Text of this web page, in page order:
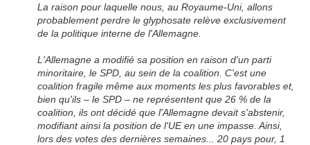
La raison pour laquelle nous, au Royaume-Uni, allons
probablement perdre le glyphosate relève exclusivement
de la politique interne de l'Allemagne.
L'Allemagne a modifié sa position en raison d'un parti
minoritaire, le SPD, au sein de la coalition. C'est une
coalition fragile même aux moments les plus favorables et,
bien qu'ils – le SPD – ne représentent que 26 % de la
coalition, ils ont décidé que l'Allemagne devait s'abstenir,
modifiant ainsi la position de l'UE en une impasse. Ainsi,
lors des votes des dernières semaines... 20 pays pour, 1